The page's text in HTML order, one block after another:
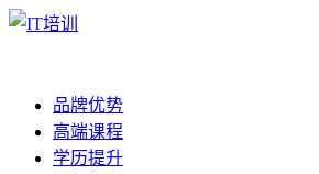
品牌优势
高端课程
学历提升